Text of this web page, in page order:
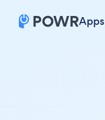
Apps